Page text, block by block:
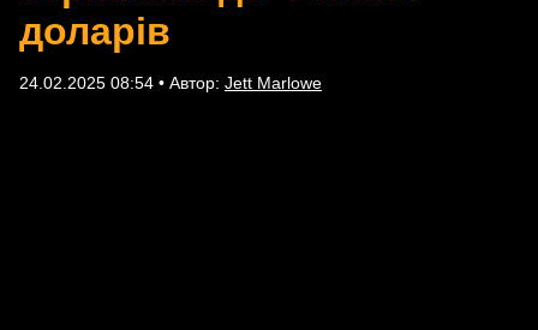
доларів
24.02.2025 08:54 • Автор: Jett Marlowe